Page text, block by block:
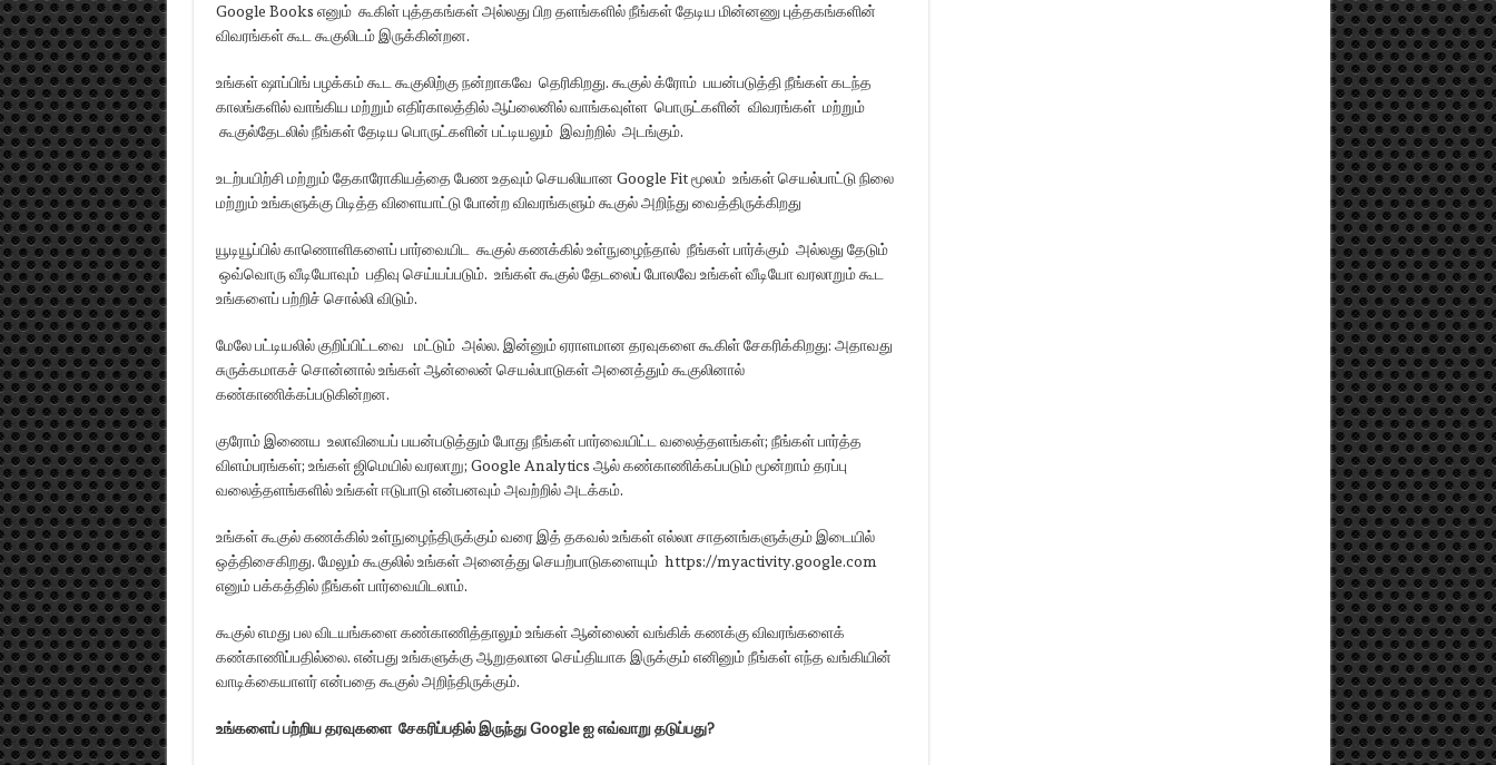
Google Books எனும் கூகிள் புத்தகங்கள் அல்லது பிற தளங்களில் நீங்கள் தேடிய மின்னணு புத்தகங்களின்
விவரங்கள் கூட கூகுலிடம் இருக்கின்றன.
உங்கள் ஷாப்பிங் பழக்கம் கூட கூகுலிற்கு நன்றாகவே தெரிகிறது. கூகுல் க்ரோம் பயன்படுத்தி நீங்கள் கடந்த
காலங்களில் வாங்கிய மற்றும் எதிர்காலத்தில் ஆப்லைனில் வாங்கவுள்ள பொருட்களின் விவரங்கள் மற்றும்
கூகுல்தேடலில் நீங்கள் தேடிய பொருட்களின் பட்டியலும் இவற்றில் அடங்கும்.
உடற்பயிற்சி மற்றும் தேகாரோகியத்தை பேண உதவும் செயலியான Google Fit மூலம் உங்கள் செயல்பாட்டு நிலை
மற்றும் உங்களுக்கு பிடித்த விளையாட்டு போன்ற விவரங்களும் கூகுல் அறிந்து வைத்திருக்கிறது
யூடியூப்பில் காணொளிகளைப் பார்வையிட கூகுல் கணக்கில் உள்நுழைந்தால் நீங்கள் பார்க்கும் அல்லது தேடும்
ஒவ்வொரு வீடியோவும் பதிவு செய்யப்படும். உங்கள் கூகுல் தேடலைப் போலவே உங்கள் வீடியோ வரலாறும் கூட
உங்களைப் பற்றிச் சொல்லி விடும்.
மேலே பட்டியலில் குறிப்பிட்டவை மட்டும் அல்ல. இன்னும் ஏராளமான தரவுகளை கூகிள் சேகரிக்கிறது: அதாவது
சுருக்கமாகச் சொன்னால் உங்கள் ஆன்லைன் செயல்பாடுகள் அனைத்தும் கூகுலினால்
கண்காணிக்கப்படுகின்றன.
குரோம் இணைய உலாவியைப் பயன்படுத்தும் போது நீங்கள் பார்வையிட்ட வலைத்தளங்கள்; நீங்கள் பார்த்த
விளம்பரங்கள்; உங்கள் ஜிமெயில் வரலாறு; Google Analytics ஆல் கண்காணிக்கப்படும் மூன்றாம் தரப்பு
வலைத்தளங்களில் உங்கள் ஈடுபாடு என்பனவும் அவற்றில் அடக்கம்.
உங்கள் கூகுல் கணக்கில் உள்நுழைந்திருக்கும் வரை இத் தகவல் உங்கள் எல்லா சாதனங்களுக்கும் இடையில்
ஒத்திசைகிறது. மேலும் கூகுலில் உங்கள் அனைத்து செயற்பாடுகளையும் https://myactivity.google.com
எனும் பக்கத்தில் நீங்கள் பார்வையிடலாம்.
கூகுல் எமது பல விடயங்களை கண்காணித்தாலும் உங்கள் ஆன்லைன் வங்கிக் கணக்கு விவரங்களைக்
கண்காணிப்பதில்லை. என்பது உங்களுக்கு ஆறுதலான செய்தியாக இருக்கும் எனினும் நீங்கள் எந்த வங்கியின்
வாடிக்கையாளர் என்பதை கூகுல் அறிந்திருக்கும்.
உங்களைப் பற்றிய தரவுகளை சேகரிப்பதில் இருந்துGoogleஐ எவ்வாறு தடுப்பது?